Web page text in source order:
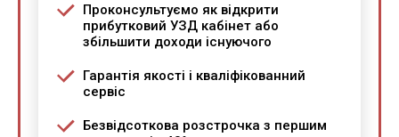
Проконсультуємо як відкрити
прибутковий УЗД кабінет або
збільшити доходи існуючого
Гарантія якості і кваліфікованний
сервіс
Безвідсоткова розстрочка з першим